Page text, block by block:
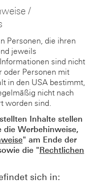
/
Personen, die ihren
jeweils
sind nicht
oder Personen mit
in den USA bestimmt,
nicht nach
worden sind.
Inhalte stellen
Werbehinweise,
" am Ende der
die "Rechtlichen
sich in: